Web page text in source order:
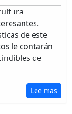
de este
le contarán
de
Lee mas